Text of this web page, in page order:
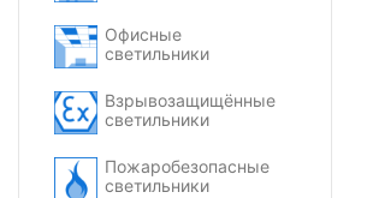
Офисные
светильники
Взрывозащищённые
светильники
Пожаробезопасные
светильники